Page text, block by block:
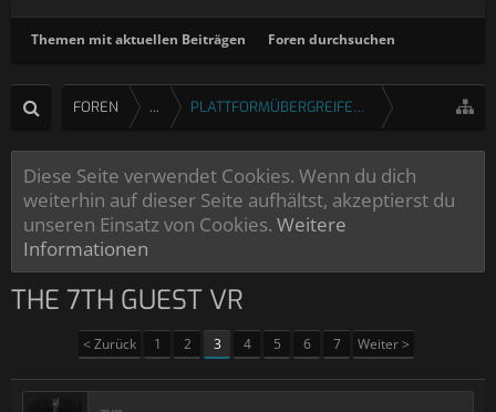
Themen mit aktuellen Beiträgen Foren durchsuchen
FOREN ... PLATTFORMÜBERGREIFENDE SPIELE
Diese Seite verwendet Cookies. Wenn du dich
weiterhin auf dieser Seite aufhältst, akzeptierst du
unseren Einsatz von Cookies. Weitere
Informationen
THE 7TH GUEST VR
< Zurück 1 2 3 4 5 6 7 Weiter >